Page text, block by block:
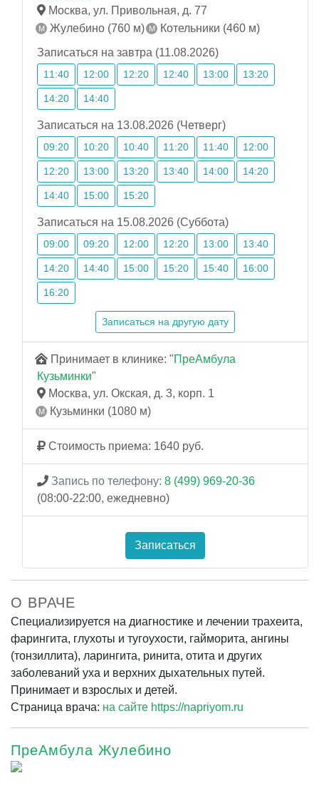
Москва, ул. Привольная, д. 77
Жулебино (760 м)
Котельники (460 м)
Записаться на завтра (11.08.2026)
11:40 12:00 12:20 12:40 13:00 13:20
14:20 14:40
Записаться на 13.08.2026 (Четверг)
09:20 10:20 10:40 11:20 11:40 12:00
12:20 13:00 13:20 13:40 14:00 14:20
14:40 15:00 15:20
Записаться на 15.08.2026 (Суббота)
09:00 09:20 12:00 12:20 13:00 13:40
14:20 14:40 15:00 15:20 15:40 16:00
16:20
Записаться на другую дату
Принимает в клинике: "ПреАмбула
Кузьминки"
Москва, ул. Окская, д. 3, корп. 1
Кузьминки (1080 м)
Стоимость приема: 1640 руб.
Запись по телефону: 8 (499) 969-20-36
(08:00-22:00, ежедневно)
Записаться
О ВРАЧЕ
Специализируется на диагностике и лечении трахеита,
фарингита, глухоты и тугоухости, гайморита, ангины
(тонзиллита), ларингита, ринита, отита и других
заболеваний уха и верхних дыхательных путей.
Принимает и взрослых и детей.
Страница врача: на сайте https://napriyom.ru
ПреАмбула Жулебино